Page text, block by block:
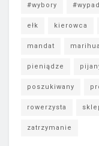
#wybory
ełk kierowca
mandat
pieniądze
poszukiwany
rowerzysta
zatrzymanie